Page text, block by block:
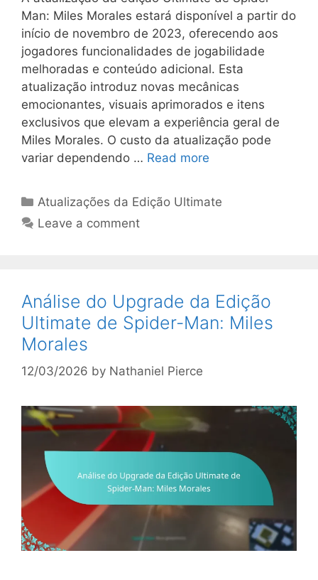
Man: Miles Morales estará disponível a partir do
início de novembro de 2023, oferecendo aos
jogadores funcionalidades de jogabilidade
melhoradas e conteúdo adicional. Esta
atualização introduz novas mecânicas
emocionantes, visuais aprimorados e itens
exclusivos que elevam a experiência geral de
Miles Morales. O custo da atualização pode
variar dependendo … Read more
Categories
Atualizações da Edição Ultimate
Leave a comment
Análise do Upgrade da Edição
Ultimate de Spider-Man: Miles
Morales
12/03/2026 by Nathaniel Pierce